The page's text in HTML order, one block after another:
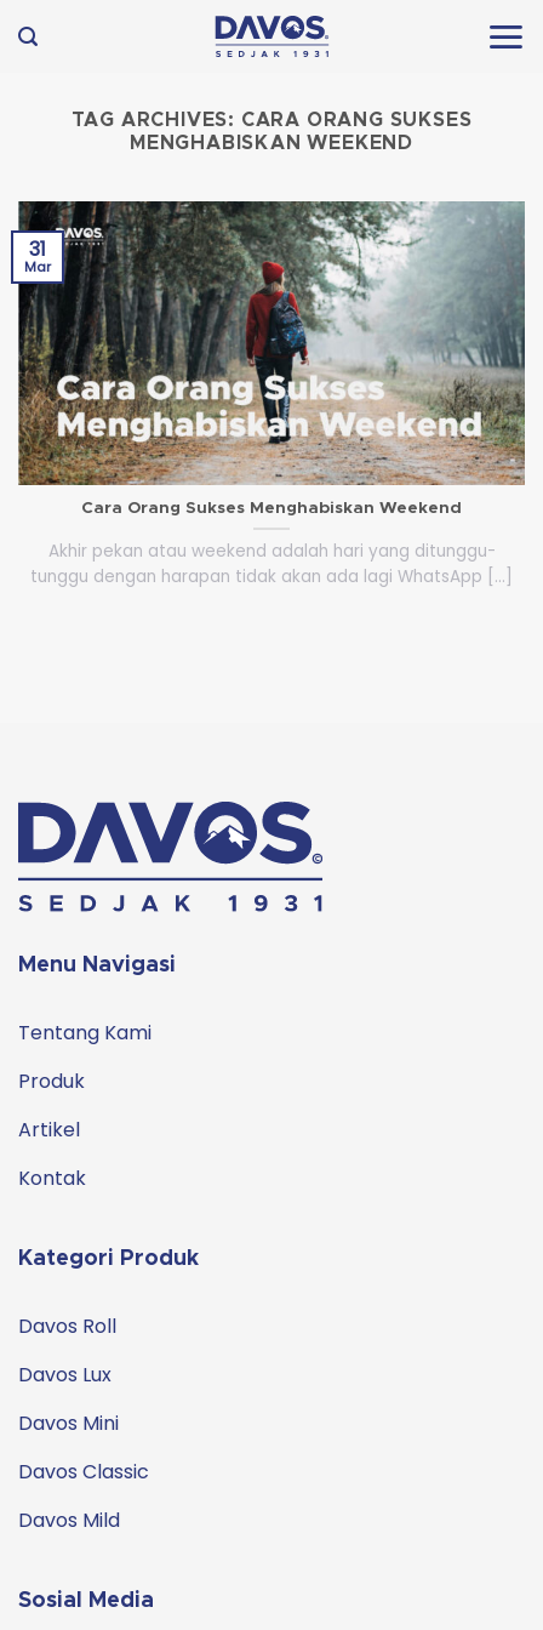
to
TAG ARCHIVES: CARA ORANG SUKSES
MENGHABISKAN WEEKEND
Cara Orang Sukses Menghabiskan Weekend
Akhir pekan atau weekend adalah hari yang ditunggu-
tunggu dengan harapan tidak akan ada lagi WhatsApp [...]
31
Mar
Menu Navigasi
Tentang Kami
Produk
Artikel
Kontak
Kategori Produk
Davos Roll
Davos Lux
Davos Mini
Davos Classic
Davos Mild
Sosial Media